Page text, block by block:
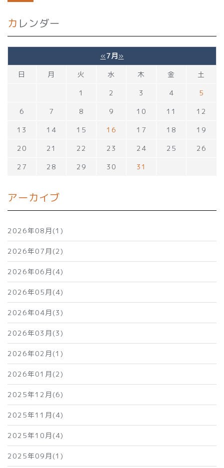
カレンダー
«7月»
日
月 火 水 木 金
土
1
2 3 4
5
6
7 8 9 10 11
12
13
14 15 16 17 18
19
20
21 22 23 24 25
26
27
28 29 30 31
アーカイブ
2026年08月(1)
2026年07月(2)
2026年06月(4)
2026年05月(4)
2026年04月(3)
2026年03月(3)
2026年02月(1)
2026年01月(2)
2025年12月(6)
2025年11月(4)
2025年10月(4)
2025年09月(1)